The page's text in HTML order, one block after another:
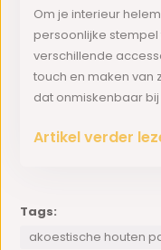
Om je interieur
persoonlijke stempel
verschillende
touch en maken van
dat onmiskenbaar
Artikel verder
Tags:
akoestische houten